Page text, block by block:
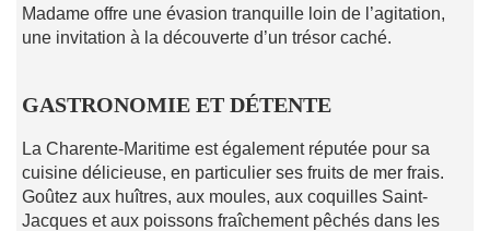
Madame offre une évasion tranquille loin de l’agitation,
une invitation à la découverte d’un trésor caché.
GASTRONOMIE ET DÉTENTE
La Charente-Maritime est également réputée pour sa
cuisine délicieuse, en particulier ses fruits de mer frais.
Goûtez aux huîtres, aux moules, aux coquilles Saint-
Jacques et aux poissons fraîchement pêchés dans les